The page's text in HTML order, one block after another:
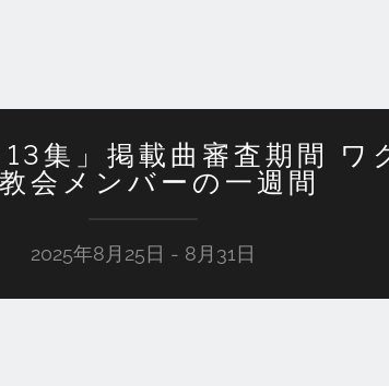
集」掲載曲審査期間 ワ
会メンバーの一週間
2025年8月25日 - 8月31日